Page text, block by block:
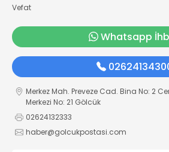
Vefat
Whatsapp
Merkez Mah. Preveze Cad. Bina No: 2
Merkezi No: 21 Gölcük
02624132333
haber@golcukpostasi.com